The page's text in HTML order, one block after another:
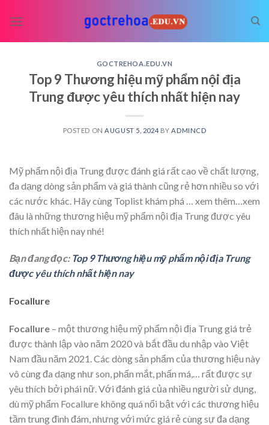
GOCTREHOA.EDU.VN
Top 9 Thương hiệu mỹ phẩm nội địa
Trung được yêu thích nhất hiện nay
POSTED ON AUGUST 5, 2024 BY ADMINCD
Mỹ phẩm nội địa Trung được đánh giá rất cao về chất lượng,
đa dạng dòng sản phẩm và giá thành cũng rẻ hơn nhiều so với
các nước khác. Hãy cùng Toplist khám phá
… xem thêm… xem
đâu là những thương hiệu mỹ phẩm nội địa Trung được yêu
thích nhất hiện nay nhé!
Bạn đang đọc: Top 9 Thương hiệu mỹ phẩm nội địa Trung
được yêu thích nhất hiện nay
Focallure
Focallure – một thương hiệu mỹ phẩm nội địa Trung giá trẻ
được thành lập vào năm 2020 và bắt đầu du nhập vào Việt
Nam đầu năm 2021. Các dòng sản phẩm của thương hiệu này
vô cùng đa dạng như son, phấn mắt, phấn má,… rất được sự
yêu thích bởi phái nữ. Với đánh giá của nhiều người sử dụng,
dù mỹ phẩm Focallure không quá nổi bật với các thương hiệu
tầm trung đình đám, nhưng với mức giá rẻ cùng sự đa dạng